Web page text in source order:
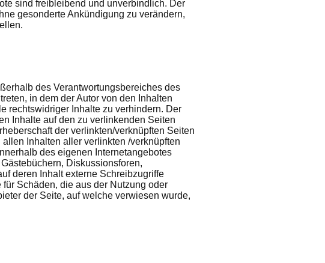
sind freibleibend und unverbindlich. Der
gesonderte Ankündigung zu verändern,
des Verantwortungsbereiches des
in dem der Autor von den Inhalten
rechtswidriger Inhalte zu verhindern. Der
Inhalte auf den zu verlinkenden Seiten
der verlinkten/verknüpften Seiten
Inhalten aller verlinkten /verknüpften
des eigenen Internetangebotes
Diskussionsforen,
deren Inhalt externe Schreibzugriffe
Schäden, die aus der Nutzung oder
der Seite, auf welche verwiesen wurde,